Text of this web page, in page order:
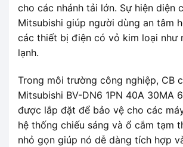
cho các nhánh tải lớn. Sự hiện diện
Mitsubishi giúp người dùng an tâm
các thiết bị điện có vỏ kim loại như
lạnh.
Trong môi trường công nghiệp, CB
Mitsubishi BV-DN6 1PN 40A 30MA
được lắp đặt để bảo vệ cho các
hệ thống chiếu sáng và ổ cắm tạm
nhỏ gọn giúp nó dễ dàng tích hợp